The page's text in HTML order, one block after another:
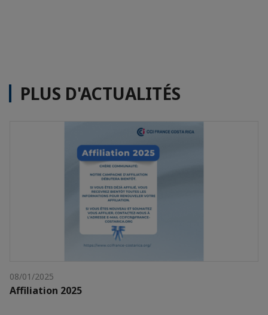
PLUS D'ACTUALITÉS
08/01/2025
Affiliation 2025